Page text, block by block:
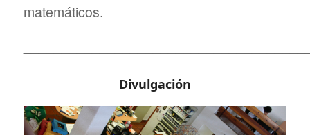
matemáticos.
Divulgación